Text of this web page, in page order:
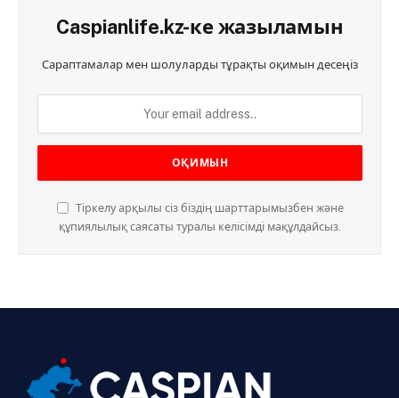
Caspianlife.kz-ке жазыламын
Сараптамалар мен шолуларды тұрақты оқимын десеңіз
Тіркелу арқылы сіз біздің шарттарымызбен және
құпиялылық саясаты туралы келісімді мақұлдайсыз.